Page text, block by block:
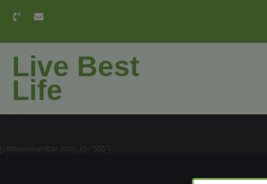
Live Best
Life
[ultimatemember form_id=”555″]